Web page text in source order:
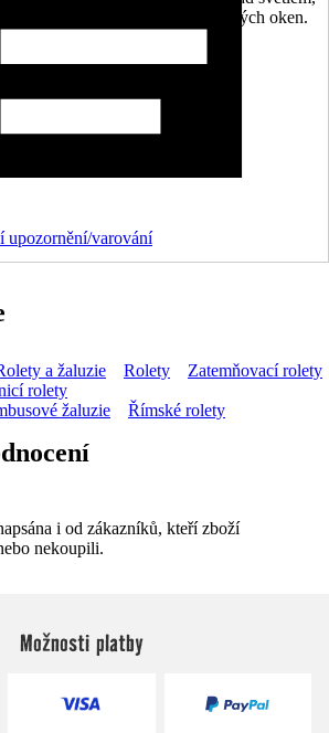
každodenní ovládání u běžných oken.
upozornění/varování
a žaluzie Rolety
Zatemňovací rolety
rolety
žaluzie
Římské rolety
i od zákazníků, kteří zboží
nekoupili.
Možnosti platby